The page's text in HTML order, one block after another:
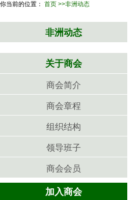
你当前的位置： 首页 >>非洲动态
非洲动态
关于商会
商会简介
商会章程
组织结构
领导班子
商会会员
加入商会